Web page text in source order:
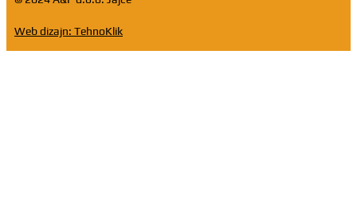
Web dizajn: TehnoKlik